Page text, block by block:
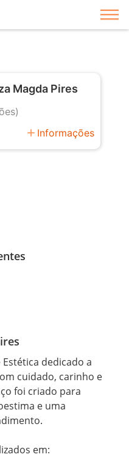
Magda Pires
add Informações
dedicado a
cuidado, carinho e
foi criado para
e uma
em: